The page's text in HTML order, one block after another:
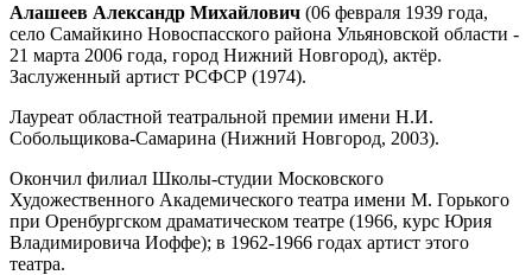
Алашеев Александр Михайлович (06 февраля 1939 года,
село Самайкино Новоспасского района Ульяновской области -
21 марта 2006 года, город Нижний Новгород), актёр.
Заслуженный артист РСФСР (1974).
Лауреат областной театральной премии имени Н.И.
Собольщикова-Самарина (Нижний Новгород, 2003).
Окончил филиал Школы-студии Московского
Художественного Академического театра имени М. Горького
при Оренбургском драматическом театре (1966, курс Юрия
Владимировича Иоффе); в 1962-1966 годах артист этого
театра.